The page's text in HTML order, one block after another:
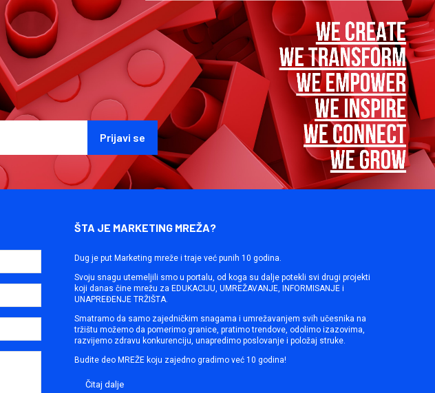
ŠTA JE MARKETING MREŽA?
Dug je put Marketing mreže i traje već punih 10 godina.
Svoju snagu utemeljili smo u portalu, od koga su dalje potekli svi drugi projekti
koji danas čine mrežu za EDUKACIJU, UMREŽAVANJE, INFORMISANJE i
UNAPREĐENJE TRŽIŠTA.
Smatramo da samo zajedničkim snagama i umrežavanjem svih učesnika na
tržištu možemo da pomerimo granice, pratimo trendove, odolimo izazovima,
razvijemo zdravu konkurenciju, unapredimo poslovanje i položaj struke.
Budite deo MREŽE koju zajedno gradimo već 10 godina!
Čitaj dalje